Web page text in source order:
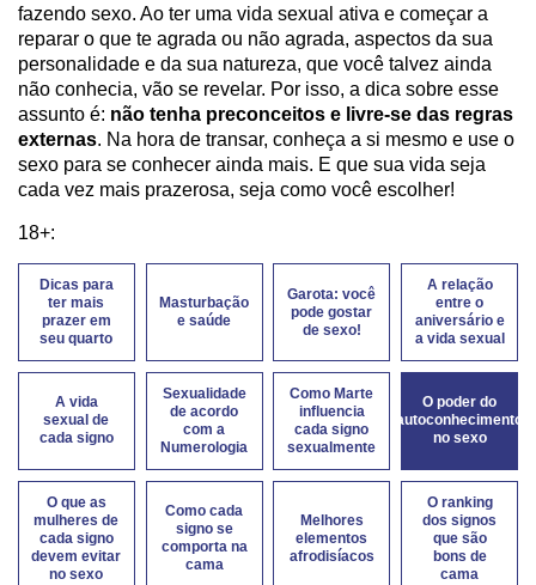
fazendo sexo. Ao ter uma vida sexual ativa e começar a
reparar o que te agrada ou não agrada, aspectos da sua
personalidade e da sua natureza, que você talvez ainda
não conhecia, vão se revelar. Por isso, a dica sobre esse
assunto é: não tenha preconceitos e livre-se das regras
externas. Na hora de transar, conheça a si mesmo e use o
sexo para se conhecer ainda mais. E que sua vida seja
cada vez mais prazerosa, seja como você escolher!
18+:
Dicas para
ter mais
prazer em
seu quarto
Masturbação
e saúde
Garota: você
pode gostar
de sexo!
A relação
entre o
aniversário e
a vida sexual
A vida
sexual de
cada signo
Sexualidade
de acordo
com a
Numerologia
Como Marte
influencia
cada signo
sexualmente
O poder do
autoconhecimento
no sexo
O que as
mulheres de
cada signo
devem evitar
no sexo
Como cada
signo se
comporta na
cama
Melhores
elementos
afrodisíacos
O ranking
dos signos
que são
bons de
cama